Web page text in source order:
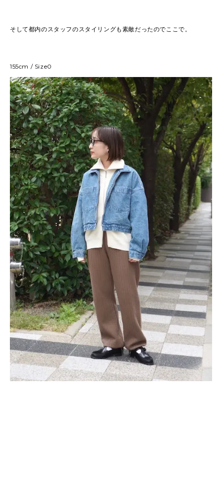
そして都内のスタッフのスタイリングも素敵だったのでここで。
155cm / Size0